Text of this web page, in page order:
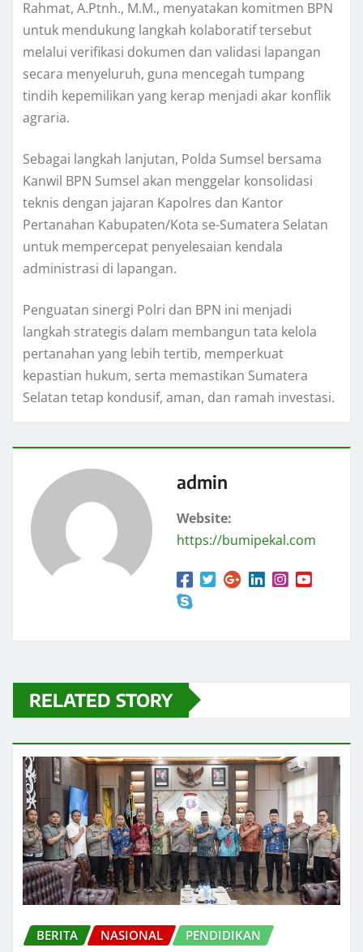
Rahmat, A.Ptnh., M.M., menyatakan komitmen BPN
untuk mendukung langkah kolaboratif tersebut
melalui verifikasi dokumen dan validasi lapangan
secara menyeluruh, guna mencegah tumpang
tindih kepemilikan yang kerap menjadi akar konflik
agraria.
Sebagai langkah lanjutan, Polda Sumsel bersama
Kanwil BPN Sumsel akan menggelar konsolidasi
teknis dengan jajaran Kapolres dan Kantor
Pertanahan Kabupaten/Kota se-Sumatera Selatan
untuk mempercepat penyelesaian kendala
administrasi di lapangan.
Penguatan sinergi Polri dan BPN ini menjadi
langkah strategis dalam membangun tata kelola
pertanahan yang lebih tertib, memperkuat
kepastian hukum, serta memastikan Sumatera
Selatan tetap kondusif, aman, dan ramah investasi.
admin
Website:
https://bumipekal.com
RELATED STORY
BERITA NASIONAL PENDIDIKAN